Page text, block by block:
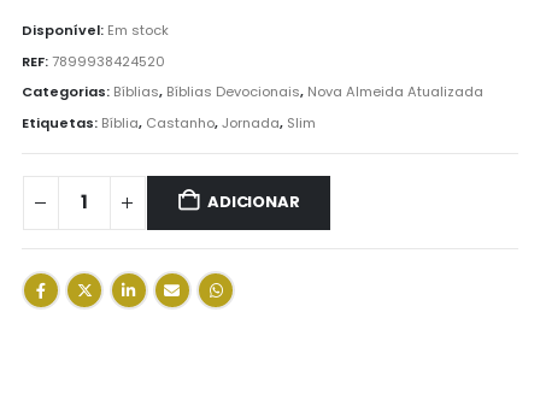
Disponível: Em stock
REF:7899938424520
Categorias: Bíblias, Bíblias Devocionais, Nova Almeida Atualizada
Etiquetas: Bíblia, Castanho,Jornada, Slim
ADICIONAR